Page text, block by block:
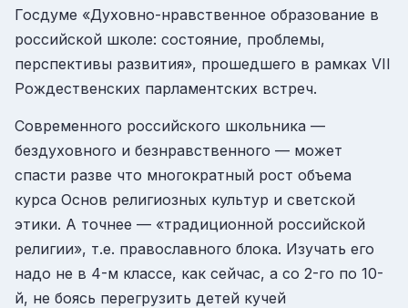
Госдуме «Духовно-нравственное образование в
российской школе: состояние, проблемы,
перспективы развития», прошедшего в рамках VII
Рождественских парламентских встреч.
Современного российского школьника —
бездуховного и безнравственного — может
спасти разве что многократный рост объема
курса Основ религиозных культур и светской
этики. А точнее — «традиционной российской
религии», т.е. православного блока. Изучать его
надо не в 4-м классе, как сейчас, а со 2-го по 10-
й, не боясь перегрузить детей кучей